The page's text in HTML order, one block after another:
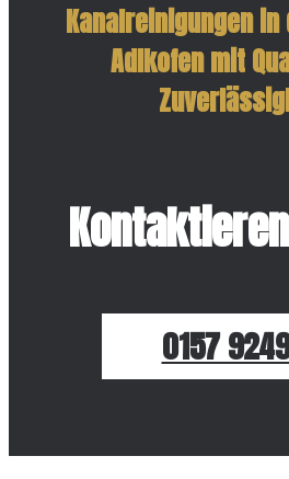
Kanalreinigungen in
Adlkofen mit
0157